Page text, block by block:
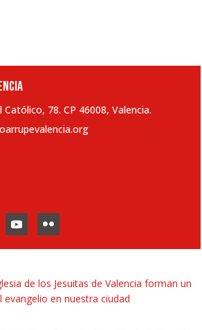
Católico, 78. CP 46008, Valencia.
de los Jesuitas de Valencia forman un
en nuestra ciudad